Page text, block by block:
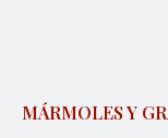
MÁRMOLES Y